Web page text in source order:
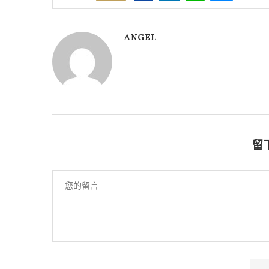
ANGEL
留